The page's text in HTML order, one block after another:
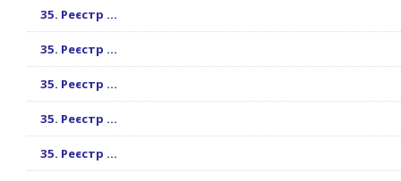
35. Реєстр ...
35. Реєстр ...
35. Реєстр ...
35. Реєстр ...
35. Реєстр ...